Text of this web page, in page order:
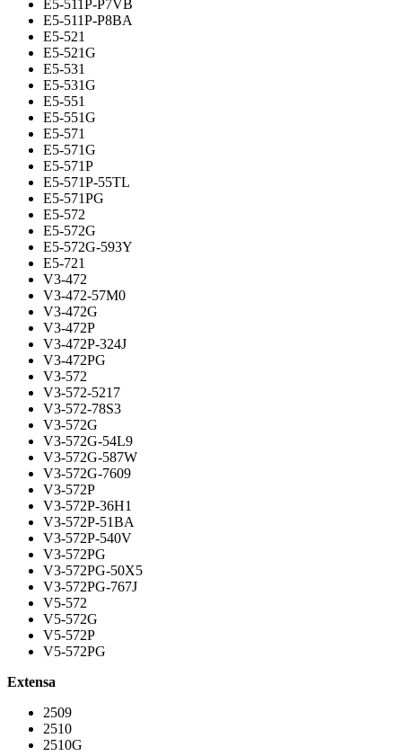
E5-511P-P7VB
E5-511P-P8BA
E5-521
E5-521G
E5-531
E5-531G
E5-551
E5-551G
E5-571
E5-571G
E5-571P
E5-571P-55TL
E5-571PG
E5-572
E5-572G
E5-572G-593Y
E5-721
V3-472
V3-472-57M0
V3-472G
V3-472P
V3-472P-324J
V3-472PG
V3-572
V3-572-5217
V3-572-78S3
V3-572G
V3-572G-54L9
V3-572G-587W
V3-572G-7609
V3-572P
V3-572P-36H1
V3-572P-51BA
V3-572P-540V
V3-572PG
V3-572PG-50X5
V3-572PG-767J
V5-572
V5-572G
V5-572P
V5-572PG
Extensa
2509
2510
2510G